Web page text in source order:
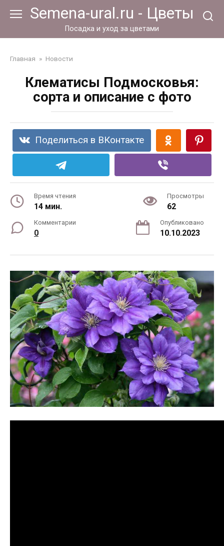
Semena-ural.ru - Цветы
Посадка и уход за цветами
Главная » Новости
Клематисы Подмосковья:
сорта и описание с фото
Поделиться в ВКонтакте
Время чтения
14 мин.
Просмотры
62
Комментарии
0
Опубликовано
10.10.2023